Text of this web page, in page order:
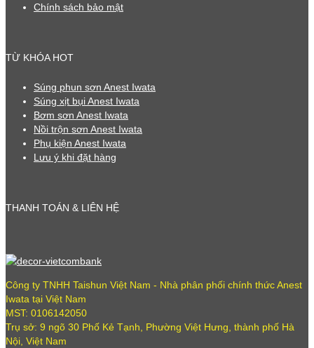
Chính sách bảo mật
TỪ KHÓA HOT
Súng phun sơn Anest Iwata
Súng xịt bụi Anest Iwata
Bơm sơn Anest Iwata
Nồi trộn sơn Anest Iwata
Phụ kiện Anest Iwata
Lưu ý khi đặt hàng
THANH TOÁN & LIÊN HỆ
Công ty TNHH Taishun Việt Nam - Nhà phân phối chính thức Anest
Iwata tại Việt Nam
MST: 0106142050
Trụ sở: 9 ngõ 30 Phố Kẻ Tạnh, Phường Việt Hưng, thành phố Hà
Nội, Việt Nam